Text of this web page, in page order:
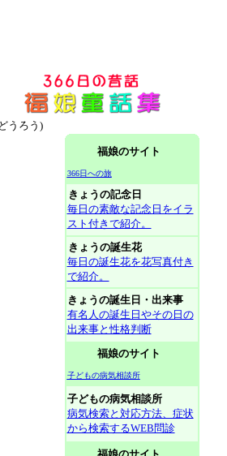
うろう)
福娘のサイト
366日への旅
きょうの記念日
毎日の素敵な記念日をイラ
スト付きで紹介。
きょうの誕生花
毎日の誕生花を花写真付き
で紹介。
きょうの誕生日・出来事
有名人の誕生日やその日の
出来事と性格判断
福娘のサイト
子どもの病気相談所
子どもの病気相談所
病気検索と対応方法、症状
から検索するWEB問診